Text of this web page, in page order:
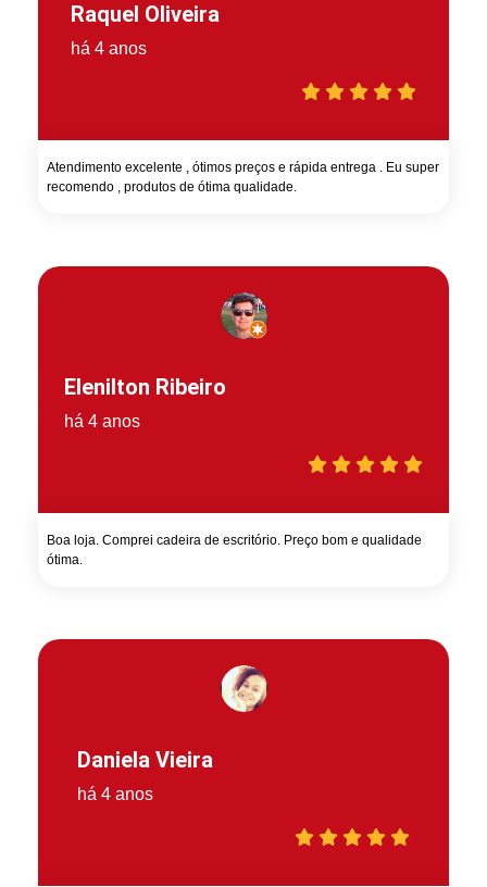
Raquel Oliveira
há 4 anos
Atendimento excelente , ótimos preços e rápida entrega . Eu super
recomendo , produtos de ótima qualidade.
Elenilton Ribeiro
há 4 anos
Boa loja. Comprei cadeira de escritório. Preço bom e qualidade
ótima.
Daniela Vieira
há 4 anos